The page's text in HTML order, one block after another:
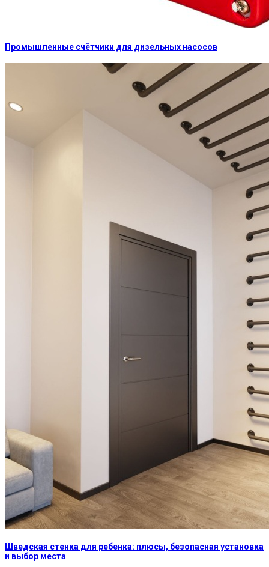
Промышленные счётчики для дизельных насосов
Шведская стенка для ребенка: плюсы, безопасная установка
и выбор места